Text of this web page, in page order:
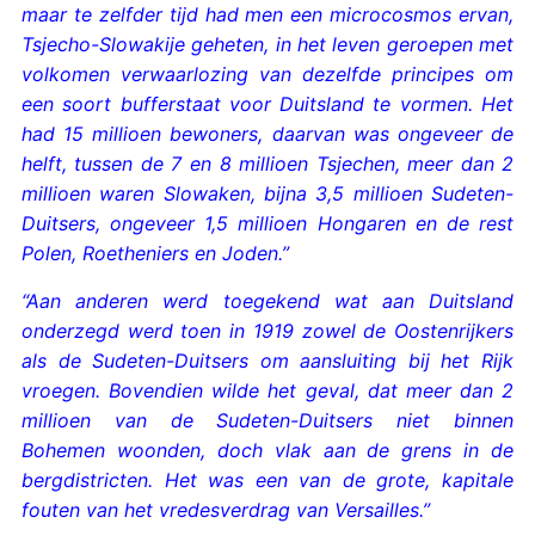
maar te zelfder tijd had men een microcosmos ervan,
Tsjecho-Slowakije geheten, in het leven geroepen met
volkomen verwaarlozing van dezelfde principes om
een soort bufferstaat voor Duitsland te vormen. Het
had 15 millioen bewoners, daarvan was ongeveer de
helft, tussen de 7 en 8 millioen Tsjechen, meer dan 2
millioen waren Slowaken, bijna 3,5 millioen Sudeten-
Duitsers, ongeveer 1,5 millioen Hongaren en de rest
Polen, Roetheniers en Joden.”
“Aan anderen werd toegekend wat aan Duitsland
onderzegd werd toen in 1919 zowel de Oostenrijkers
als de Sudeten-Duitsers om aansluiting bij het Rijk
vroegen. Bovendien wilde het geval, dat meer dan 2
millioen van de Sudeten-Duitsers niet binnen
Bohemen woonden, doch vlak aan de grens in de
bergdistricten. Het was een van de grote, kapitale
fouten van het vredesverdrag van Versailles.”